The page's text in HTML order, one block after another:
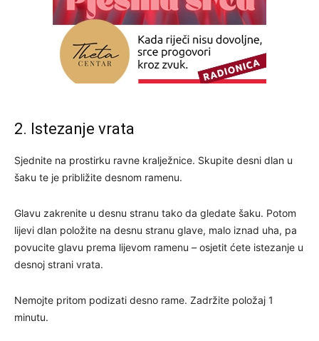
2. Istezanje vrata
Sjednite na prostirku ravne kralježnice. Skupite desni dlan u
šaku te je približite desnom ramenu.
Glavu zakrenite u desnu stranu tako da gledate šaku. Potom
lijevi dlan položite na desnu stranu glave, malo iznad uha, pa
povucite glavu prema lijevom ramenu – osjetit ćete istezanje u
desnoj strani vrata.
Nemojte pritom podizati desno rame. Zadržite položaj 1
minutu.